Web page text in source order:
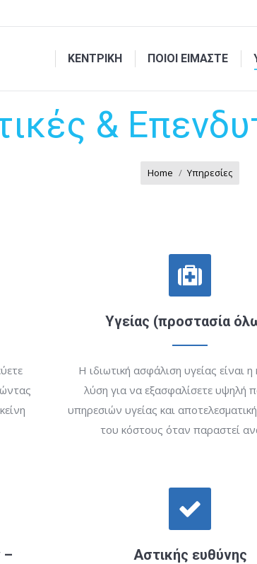
ΚΕΝΤΡΙΚΗ ΠΟΙΟΙ ΕΙΜΑΣΤΕ
&
Home Υπηρεσίες
Υγείας (προστασία
Η ιδιωτική ασφάλιση υγείας είναι η
λύση για να εξασφαλίσετε υψηλή
υπηρεσιών υγείας και αποτελεσματική
του κόστους όταν παραστεί
–
Αστικής ευθύνης